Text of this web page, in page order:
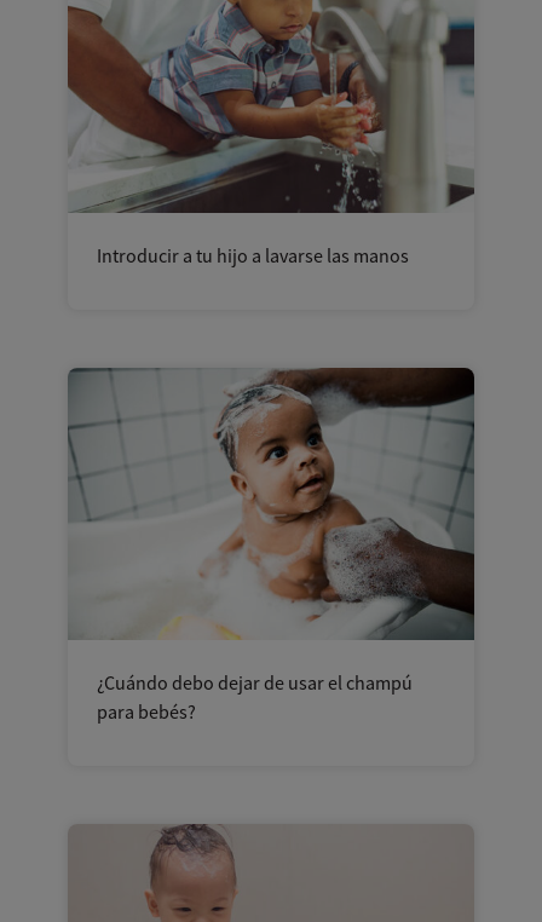
Introducir a tu hijo a lavarse las manos
¿Cuándo debo dejar de usar el champú
para bebés?